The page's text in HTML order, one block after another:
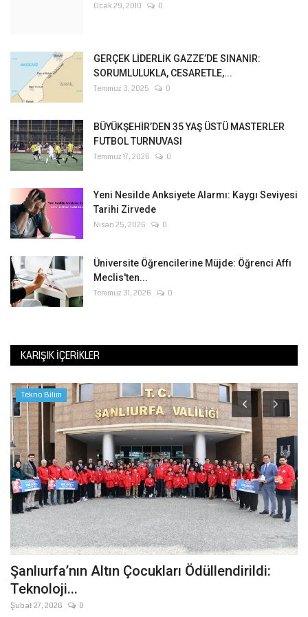
Ocak 29, 2010 0
GERÇEK LİDERLİK GAZZE’DE SINANIR:
SORUMLULUKLA, CESARETLE,...
Temmuz 3, 2025 0
BÜYÜKŞEHİR’DEN 35 YAŞ ÜSTÜ MASTERLER
FUTBOL TURNUVASI
Temmuz 17, 2026 0
Yeni Nesilde Anksiyete Alarmı: Kaygı Seviyesi
Tarihi Zirvede
Nisan 25, 2026 0
Üniversite Öğrencilerine Müjde: Öğrenci Affı
Meclis'ten...
Temmuz 31, 2026 0
KARIŞIK İÇERIKLER
Tekno Bilim
Şanlıurfa’nın Altın Çocukları Ödüllendirildi:
Teknoloji...
Şubat 27, 2026 0